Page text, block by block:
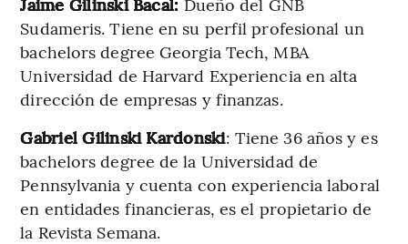
Sudameris. Tiene en su perfil profesional un
bachelors degree Georgia Tech, MBA
Universidad de Harvard Experiencia en alta
dirección de empresas y finanzas.
Gabriel Gilinski Kardonski: Tiene 36 años y es
bachelors degree de la Universidad de
Pennsylvania y cuenta con experiencia laboral
en entidades financieras, es el propietario de
la Revista Semana.